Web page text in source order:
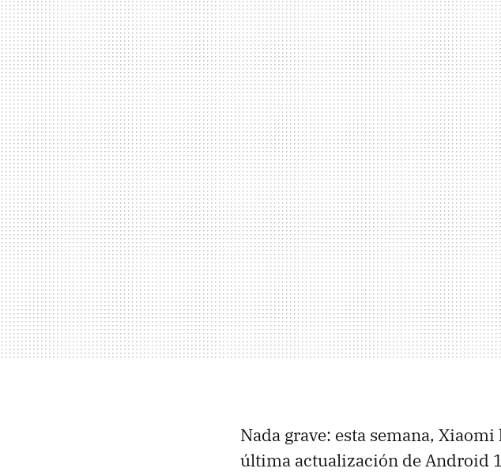
Nada grave: esta semana,
última actualización de Android